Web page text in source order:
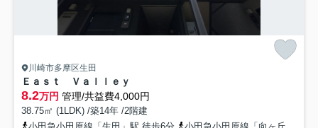
川崎市多摩区生田
Ｅａｓｔ Ｖａｌｌｅｙ
8.2万円 管理/共益費4,000円
38.75㎡ (1LDK) /築14年 /2階建